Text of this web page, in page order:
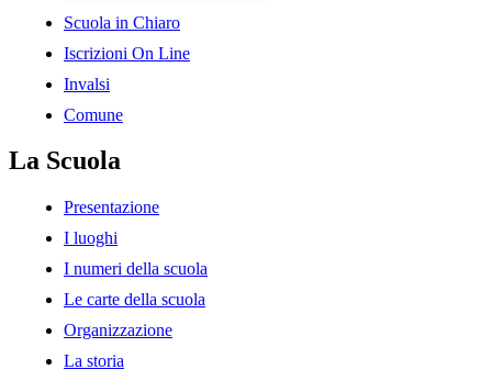
Scuola in Chiaro
Iscrizioni On Line
Invalsi
Comune
La Scuola
Presentazione
I luoghi
I numeri della scuola
Le carte della scuola
Organizzazione
La storia